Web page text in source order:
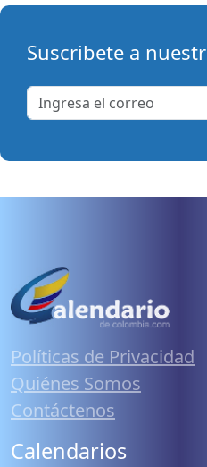
Suscribete a
Políticas de Privacidad
Quiénes Somos
Contáctenos
Calendarios